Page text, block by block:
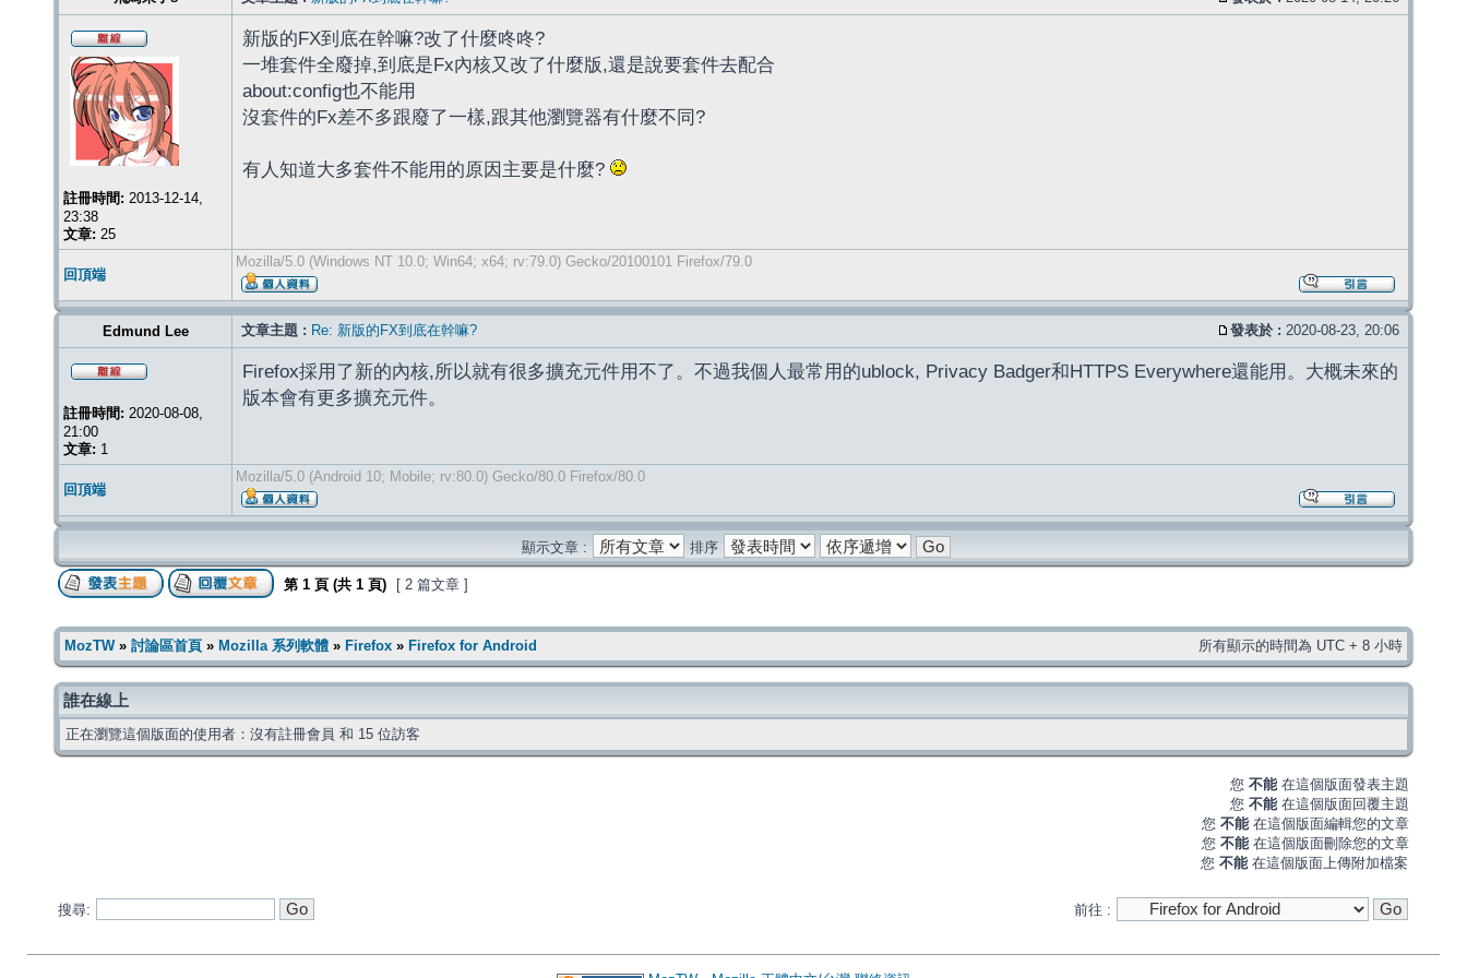
註冊時間: 2013-12-14,
23:38
文章: 25
新版的FX到底在幹嘛?改了什麼咚咚?
一堆套件全廢掉,到底是Fx內核又改了什麼版,還是說要套件去配合
about:config也不能用
沒套件的Fx差不多跟廢了一樣,跟其他瀏覽器有什麼不同?
有人知道大多套件不能用的原因主要是什麼?
回頂端
Mozilla/5.0 (Windows NT 10.0; Win64; x64; rv:79.0) Gecko/20100101 Firefox/79.0
Edmund Lee 文章主題 : Re: 新版的FX到底在幹嘛? 發表於 : 2020-08-23, 20:06
註冊時間: 2020-08-08,
21:00
文章: 1
Firefox採用了新的內核,所以就有很多擴充元件用不了。不過我個人最常用的ublock, Privacy Badger和HTTPS Everywhere還能用。大概未來的
版本會有更多擴充元件。
回頂端
Mozilla/5.0 (Android 10; Mobile; rv:80.0) Gecko/80.0 Firefox/80.0
顯示文章 : 排序
第 1 頁 (共 1 頁) [ 2 篇文章 ]
MozTW» 討論區首頁 » Mozilla 系列軟體 » Firefox » Firefox for Android 所有顯示的時間為 UTC + 8 小時
誰在線上
正在瀏覽這個版面的使用者：沒有註冊會員 和 15 位訪客
您 不能 在這個版面發表主題
您 不能 在這個版面回覆主題
您 不能 在這個版面編輯您的文章
您 不能 在這個版面刪除您的文章
您 不能 在這個版面上傳附加檔案
搜尋: 前往 :